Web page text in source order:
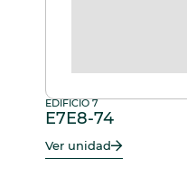
EDIFICIO 7
E7E8-74
Ver unidad